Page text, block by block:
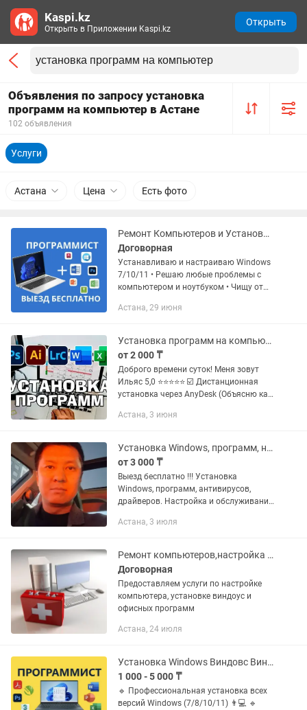
Объявления по запросу установка
программ на компьютер в Астане
102 объявления
Услуги
Астана Цена Есть фото
Ремонт Компьютеров и Установка Виндовс Программы
Договорная
Устанавливаю и настраиваю Windows
7/10/11 • Решаю любые проблемы с
компьютером и ноутбуком • Чищу от
• Настрою интернет, принтеры, Wi-Fi,
Астана, 29 июня
Установка программ на компьютер Windows
от 2 000 ₸
Доброго времени суток! Меня зовут
Ильяс 5,0 ⭐⭐⭐⭐⭐ ☑️ Дистанционная
установка через AnyDesk (Объясню как
несколько кликов) ☑️ Оплата после
Астана, 3 июня
Установка Windows, программ, настройка, ремонт компьютеров, услуги IT
от 3 000 ₸
Выезд бесплатно !!! Установка
Windows, программ, антивирусов,
драйверов. Настройка и обслуживание
ноутбук или компьютер? А там ничего
Астана, 3 июля
Ремонт компьютеров,настройка и установка программ
Договорная
Предоставляем услуги по настройке
компьютера, установке виндоус и
офисных программ
Астана, 24 июля
Установка Windows Виндовс Виндовс Ворд Офис Office Программы Программист ПК
1 000 - 5 000 ₸
🔹 Профессиональная установка всех
версий Windows (7/8/10/11) 👨💻 🔹
Kaspi.kz
Открыть в Приложении Kaspi.kz
Открыть